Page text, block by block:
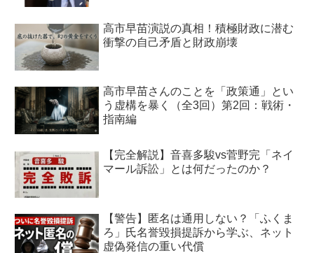
高市早苗演説の真相！積極財政に潜む
衝撃の自己矛盾と財政崩壊
高市早苗さんのことを「政策通」とい
う虚構を暴く（全3回）第2回：戦術・
指南編
【完全解説】音喜多駿vs菅野完「ネイ
マール訴訟」とは何だったのか？
【警告】匿名は通用しない？「ふくま
ろ」氏名誉毀損提訴から学ぶ、ネット
虚偽発信の重い代償